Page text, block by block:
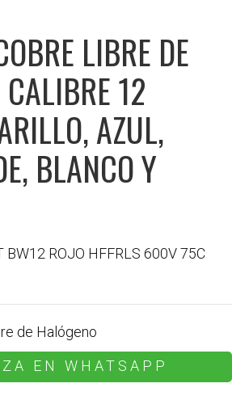
LIBRE DE
12
AZUL,
BLANCO Y
BW12 ROJO HFFRLS 600V 75C
de Halógeno
EN WHATSAPP